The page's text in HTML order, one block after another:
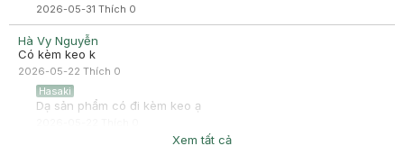
2026-05-31 Thích 0
Hà Vy Nguyễn
Có kèm keo k
2026-05-22 Thích 0
Hasaki
Dạ sản phẩm có đi kèm keo ạ
Xem tất cả